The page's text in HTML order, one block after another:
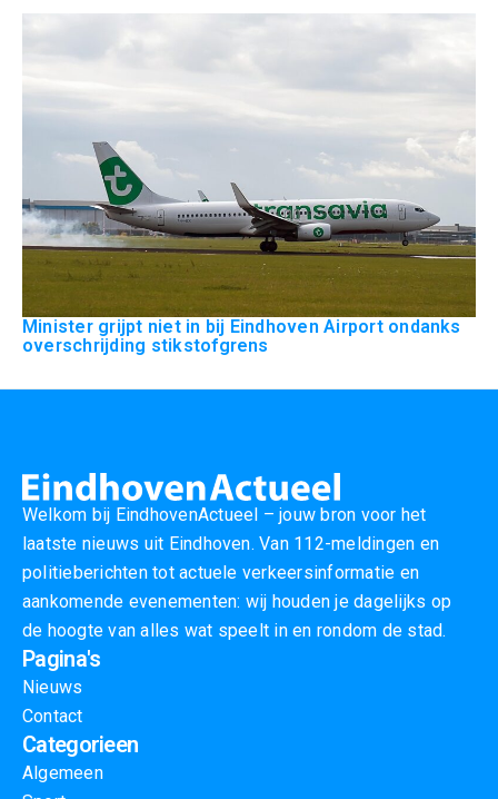
Minister grijpt niet in bij Eindhoven Airport ondanks
overschrijding stikstofgrens
Welkom bij EindhovenActueel – jouw bron voor het
laatste nieuws uit Eindhoven. Van 112-meldingen en
politieberichten tot actuele verkeersinformatie en
aankomende evenementen: wij houden je dagelijks op
de hoogte van alles wat speelt in en rondom de stad.
Pagina's
Nieuws
Contact
Categorieen
Algemeen